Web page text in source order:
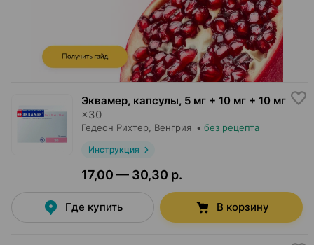
Эквамер, капсулы, 5 мг + 10 мг + 10 мг
×30
Гедеон Рихтер , Венгрия • без рецепта
Инструкция
17,00 — 30,30 р.
Где купить В корзину